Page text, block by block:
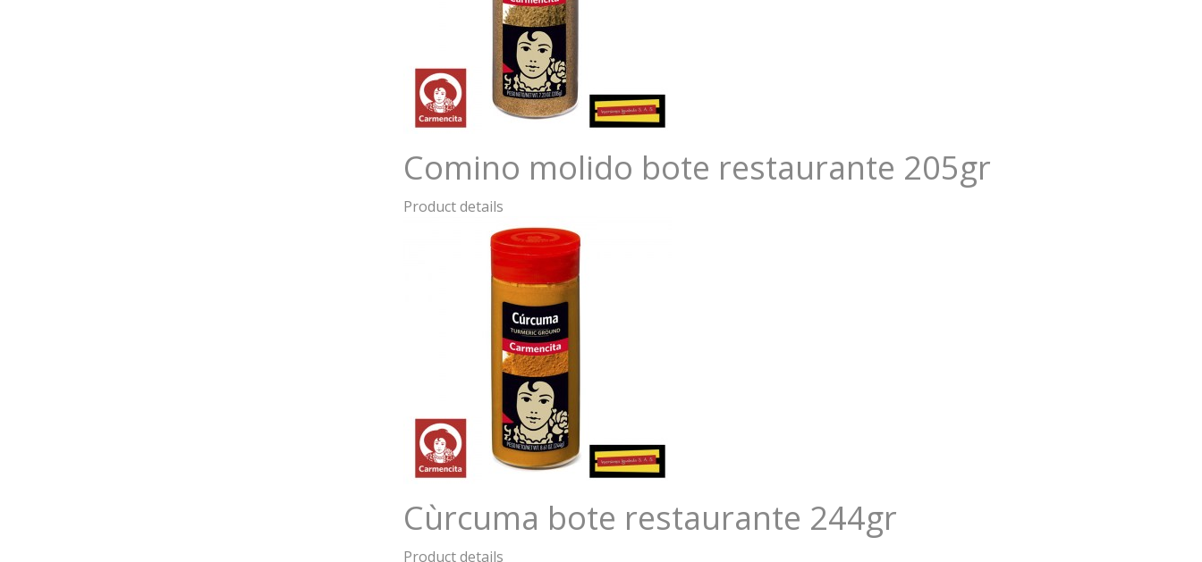
Comino molido bote restaurante 205gr
Product details
Cùrcuma bote restaurante 244gr
Product details